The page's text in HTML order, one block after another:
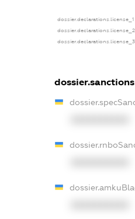
dossier.declarations.license_1
dossier.declarations.license_2
dossier.declarations.license_3
dossier.sanctions